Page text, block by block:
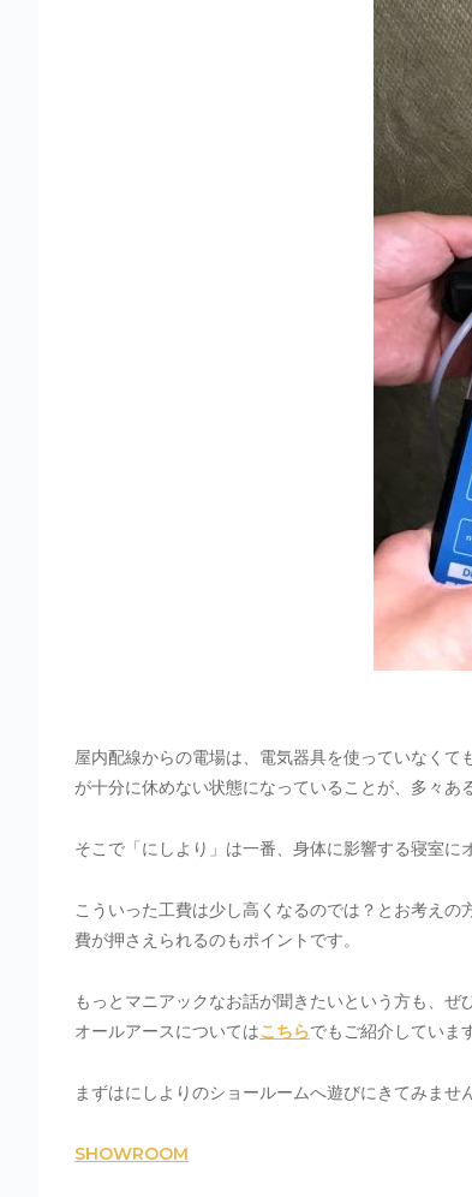
屋内配線からの電場は、電気器具を使っていなく
が十分に休めない状態になっていることが、多々あ
そこで「にしより」は一番、身体に影響する寝室に
こういった工費は少し高くなるのでは？とお考え
費が押さえられるのもポイントです。
もっとマニアックなお話が聞きたいという方も、ぜ
オールアースについてはこちらでもご紹介しています
まずはにしよりのショールームへ遊びにきてみませ
SHOWROOM